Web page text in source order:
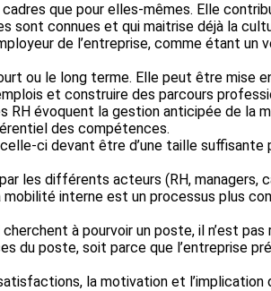
que pour elles-mêmes. Elle
connues et qui maitrise déjà la
de l’entreprise, comme étant un
ou le long terme. Elle peut être mise
et construire des parcours
évoquent la gestion anticipée de la
des compétences.
ci devant être d’une taille
les différents acteurs (RH, managers,
interne est un processus plus
à pourvoir un poste, il n’est pas
du poste, soit parce que l’entreprise
la motivation et